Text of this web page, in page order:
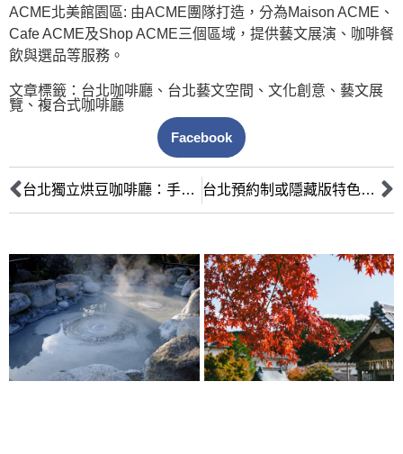
ACME北美館園區: 由ACME團隊打造，分為Maison ACME、
Cafe ACME及Shop ACME三個區域，提供藝文展演、咖啡餐
飲與選品等服務。
文章標籤： 台北咖啡廳 、 台北藝文空間 、 文化創意 、 藝文展
覽 、 複合式咖啡廳
Facebook
台北獨立烘豆咖啡廳：手沖與單品愛好者必訪，深度探索風味與技巧 台北預約制或隱藏版特色咖啡廳探秘：尋找獨家體驗的城市探險指南